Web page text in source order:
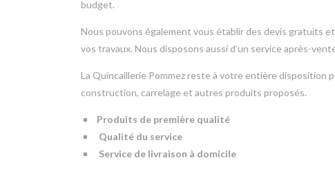
budget.
Nous pouvons également vous établir des devis gratuits
vos travaux. Nous disposons aussi d’un service après-
La Quincaillerie Pommez reste à votre entière
construction, carrelage et autres produits proposés.
Produits de première qualité
Qualité du service
Service de livraison à domicile